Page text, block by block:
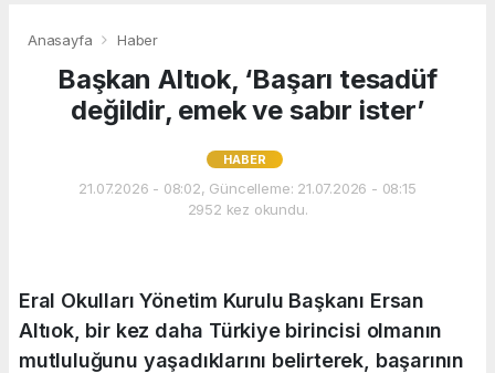
Anasayfa Haber
Başkan Altıok, ‘Başarı tesadüf
değildir, emek ve sabır ister’
HABER
21.07.2026 - 08:02, Güncelleme: 21.07.2026 - 08:15
2952 kez okundu.
Eral Okulları Yönetim Kurulu Başkanı Ersan
Altıok, bir kez daha Türkiye birincisi olmanın
mutluluğunu yaşadıklarını belirterek, başarının